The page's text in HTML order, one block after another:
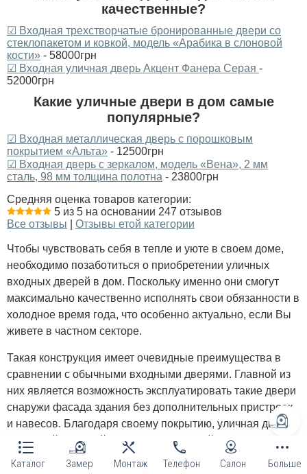
Каталог Замер Монтаж Телефон Салон Больше
качественные?
☑ Входная трехстворчатые бронированные двери со
стеклопакетом и ковкой, модель «Арабика в слоновой
кости» - 58000грн
☑ Входная уличная дверь Акцент Фанера Серая -
52000грн
Какие уличные двери в дом самые
популярные?
☑ Входная металлическая дверь с порошковым
покрытием «Альта» - 12500грн
☑ Входная дверь с зеркалом, модель «Вена», 2 мм
сталь, 98 мм толщина полотна - 23800грн
Средняя оценка товаров категории:
5 из 5 на основании 247 отзывов
Все отзывы
Отзывы етой категории
Чтобы чувствовать себя в тепле и уюте в своем доме,
необходимо позаботиться о приобретении уличных
входных дверей в дом. Поскольку именно они смогут
максимально качественно исполнять свои обязанности в
холодное время года, что особенно актуально, если Вы
живете в частном секторе.
Такая конструкция имеет очевидные преимущества в
сравнении с обычными входными дверями. Главной из
них является возможность эксплуатировать такие двери
снаружи фасада здания без дополнительных пристроек
и навесов. Благодаря своему покрытию, уличная дверь
в частный дом стойко и без последствий выдерживает
на себе все влияние непогоды, включая дождь, снег,